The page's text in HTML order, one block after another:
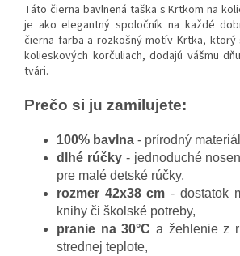
Táto čierna bavlnená taška s Krtkom na
je ako elegantný spoločník na každé
čierna farba a rozkošný motív Krtka, ktorý
kolieskových korčuliach, dodajú vášmu
tvári.
Prečo si ju zamilujete:
100% bavlna - prírodný
dlhé rúčky- jednoduché
pre malé detské rúčky,
rozmer 42x38 cm - dostatok
knihy či školské potreby,
pranie na 30°C a žehlenie z
strednej teplote,